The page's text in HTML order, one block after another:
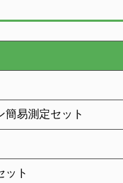
簡易測定セット
ット